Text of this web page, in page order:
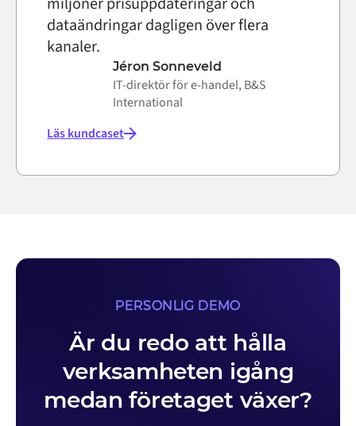
dataändringar dagligen över flera
kanaler.
Jéron Sonneveld
IT-direktör för e-handel, B&S
International
Läs kundcaset
PERSONLIG DEMO
Är du redo att hålla
verksamheten igång
medan företaget växer?